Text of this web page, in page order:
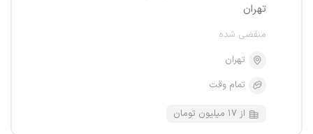
تهران
منقضی شده
تهران
تمام وقت
از ۱۷ میلیون تومان